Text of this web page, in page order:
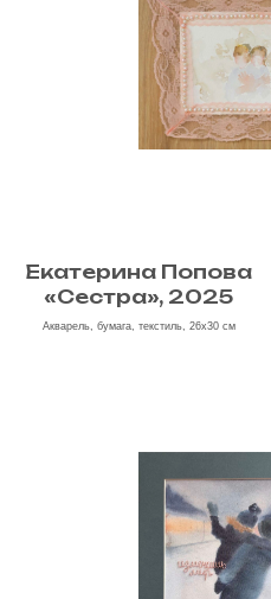
Екатерина Попова
«Сестра», 2025
Акварель, бумага, текстиль, 26х30 см